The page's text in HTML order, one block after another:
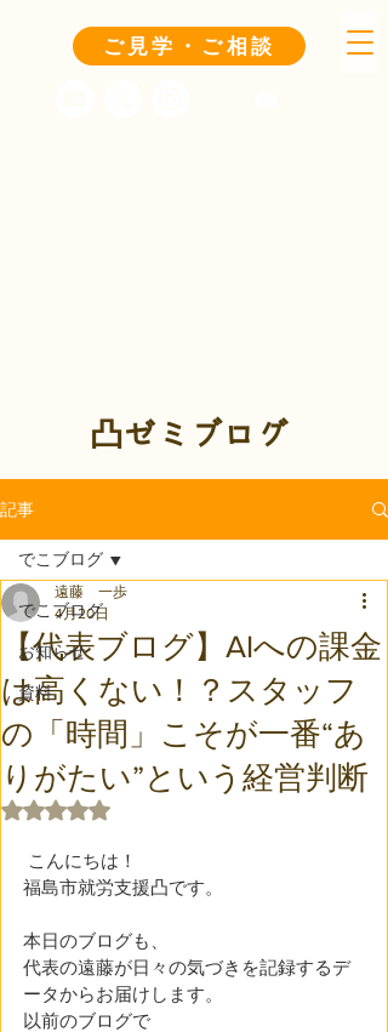
ご見学・ご相談
凸ゼミブログ
記事
でこブログ
お知らせ
資料
でこブログ
【代表ブログ】AIへの課金
は高くない！？スタッフ
の「時間」こそが一番“あ
りがたい”という経営判断
遠藤 一歩
4月20日
5つ星のうちNaNと評価されています。
こんにちは！
福島市就労支援凸です。
本日のブログも、
代表の遠藤が日々の気づきを記録するデ
ータからお届けします。
以前のブログで